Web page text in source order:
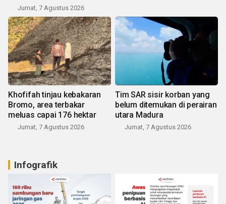
Jumat, 7 Agustus 2026
Khofifah tinjau kebakaran
Bromo, area terbakar
meluas capai 176 hektar
Jumat, 7 Agustus 2026
Tim SAR sisir korban yang
belum ditemukan di perairan
utara Madura
Jumat, 7 Agustus 2026
Infografik